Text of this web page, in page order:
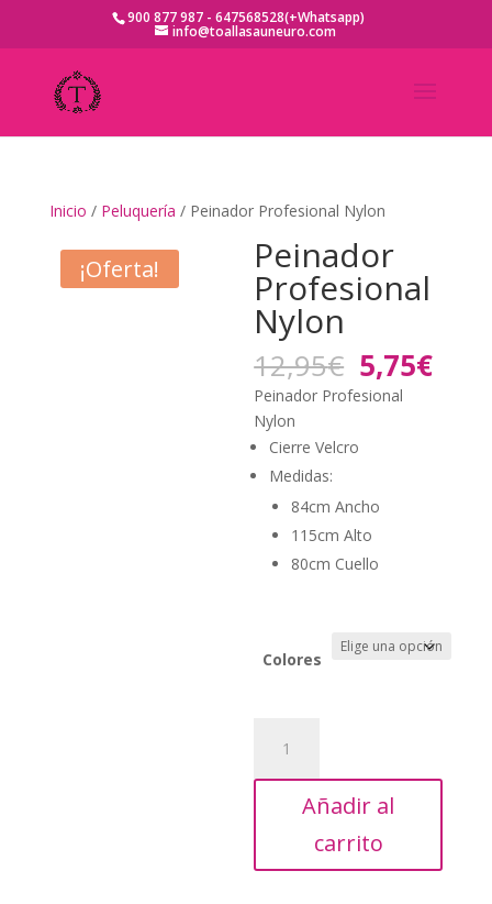
900 877 987 - 647568528(+Whatsapp)
info@toallasauneuro.com
Inicio / Peluquería / Peinador Profesional Nylon
¡Oferta! Peinador
Profesional
Nylon
12,95€ El
precio
original
5,75€El
Peinador Profesional
Nylon
Cierre Velcro
Medidas:
84cm Ancho
115cm Alto
80cm Cuello
Colores
Profesional
Nylon
cantidadAñadir al
carrito